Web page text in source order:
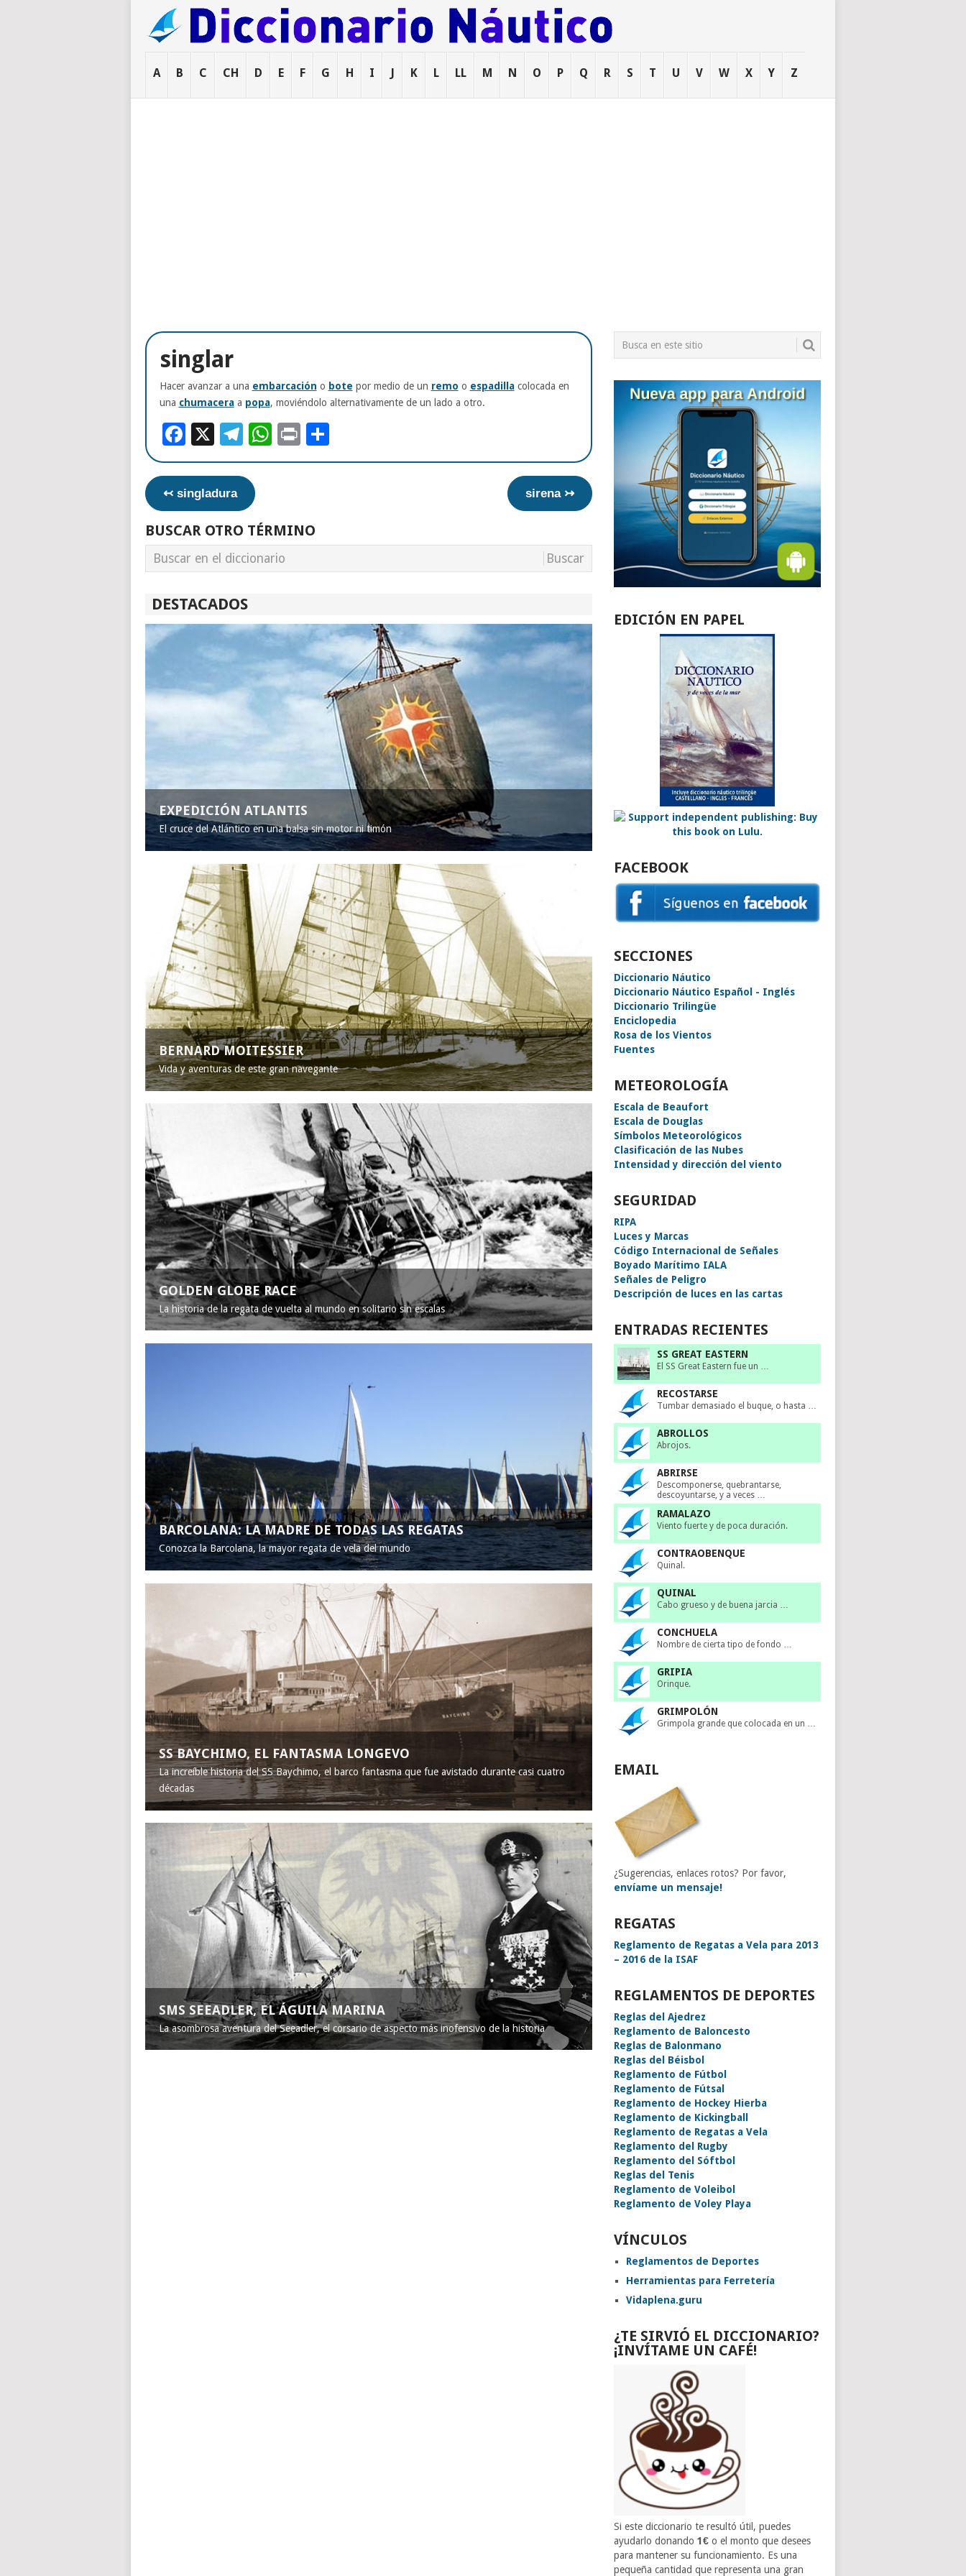
A B C CH D E F G H I J K L LL M N O P Q R S T U V W X Y Z
singlar
Hacer avanzar a una embarcación o bote por medio de un remo o espadillacolocada en
una chumaceraa popa, moviéndolo alternativamente de un lado a otro.
Facebook
X Telegram
WhatsApp
PrintCompartir
↢ singladura sirena ↣
BUSCAR OTRO TÉRMINO
DESTACADOS
EXPEDICIÓN ATLANTIS
El cruce del Atlántico en una balsa sin motor ni timón
BERNARD MOITESSIER
Vida y aventuras de este gran navegante
GOLDEN GLOBE RACE
La historia de la regata de vuelta al mundo en solitario sin escalas
BARCOLANA: LA MADRE DE TODAS LAS REGATAS
Conozca la Barcolana, la mayor regata de vela del mundo
SS BAYCHIMO, EL FANTASMA LONGEVO
La increíble historia del SS Baychimo, el barco fantasma que fue avistado durante casi cuatro
décadas
SMS SEEADLER, EL ÁGUILA MARINA
La asombrosa aventura del Seeadler, el corsario de aspecto más inofensivo de la historia
EDICIÓN EN PAPEL
FACEBOOK
SECCIONES
Diccionario Náutico
Diccionario Náutico Español - Inglés
Diccionario Trilingüe
Enciclopedia
Rosa de los Vientos
Fuentes
METEOROLOGÍA
Escala de Beaufort
Escala de Douglas
Símbolos Meteorológicos
Clasificación de las Nubes
Intensidad y dirección del viento
SEGURIDAD
RIPA
Luces y Marcas
Código Internacional de Señales
Boyado Marítimo IALA
Señales de Peligro
Descripción de luces en las cartas
ENTRADAS RECIENTES
SS GREAT EASTERN
El SS Great Eastern fue un …
RECOSTARSE
Tumbar demasiado el buque, o hasta …
ABROLLOS
Abrojos.
ABRIRSE
Descomponerse, quebrantarse,
descoyuntarse, y a veces …
RAMALAZO
Viento fuerte y de poca duración.
CONTRAOBENQUE
Quinal.
QUINAL
Cabo grueso y de buena jarcia …
CONCHUELA
Nombre de cierta tipo de fondo …
GRIPIA
Orinque.
GRIMPOLÓN
Grimpola grande que colocada en un …
EMAIL
¿Sugerencias, enlaces rotos? Por favor,
envíame un mensaje!
REGATAS
Reglamento de Regatas a Vela para 2013
– 2016 de la ISAF
REGLAMENTOS DE DEPORTES
Reglas del Ajedrez
Reglamento de Baloncesto
Reglas de Balonmano
Reglas del Béisbol
Reglamento de Fútbol
Reglamento de Fútsal
Reglamento de Hockey Hierba
Reglamento de Kickingball
Reglamento de Regatas a Vela
Reglamento del Rugby
Reglamento del Sóftbol
Reglas del Tenis
Reglamento de Voleibol
Reglamento de Voley Playa
VÍNCULOS
Reglamentos de Deportes
Herramientas para Ferretería
Vidaplena.guru
¿TE SIRVIÓ EL DICCIONARIO?
¡INVÍTAME UN CAFÉ!
Si este diccionario te resultó útil, puedes
ayudarlo donando1€ o el monto que desees
para mantener su funcionamiento. Es una
pequeña cantidad que representa una gran